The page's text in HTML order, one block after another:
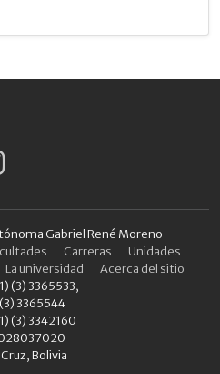
Gabriel René Moreno
Carreras
Unidades
La universidad
Acerca del sitio
(3) 3365533,
3365544
(3) 3342160
Bolivia